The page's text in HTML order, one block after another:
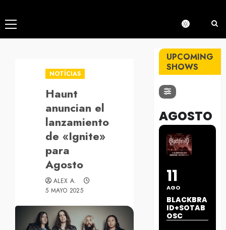
Menú
principal
NOTÍCIAS
Haunt
anuncian el
lanzamiento
de «Ignite»
para
Agosto
ALEX A.
5 MAYO 2025
UPCOMING
SHOWS
AGOSTO
11
AGO
BLACKBRA
ID+SOTAB
OSC